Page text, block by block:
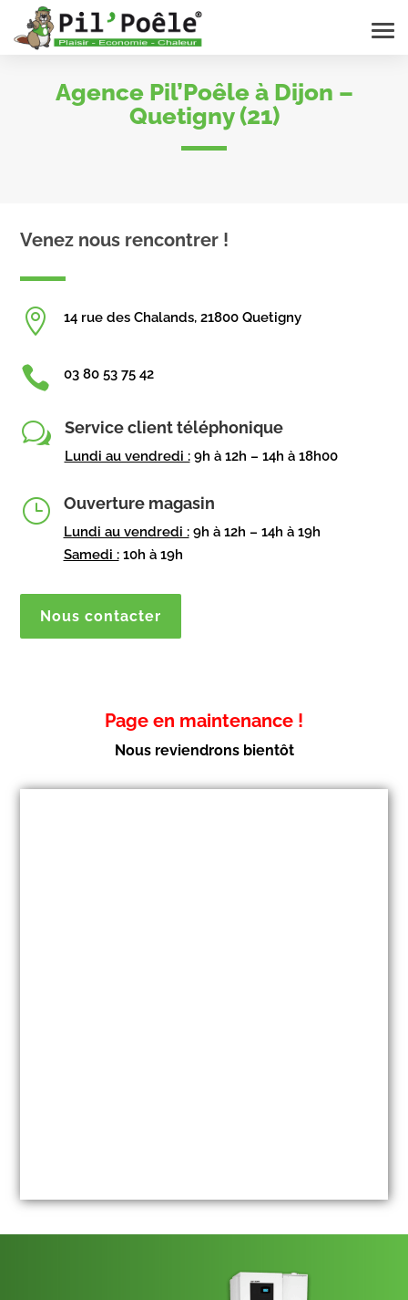
Agence Pil’Poêle à Dijon –
Quetigny (21)
Venez nous rencontrer !
 14 rue des Chalands, 21800 Quetigny
 03 80 53 75 42
w Service client téléphonique
Lundi au vendredi :9h à 12h – 14h à 18h00
} Ouverture magasin
Lundi au vendredi :9h à 12h – 14h à 19h
Samedi :10h à 19h
Nous contacter
Page en maintenance !
Nous reviendrons bientôt